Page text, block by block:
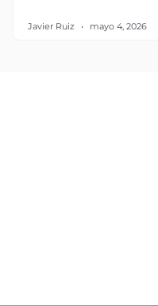
Javier Ruiz mayo 4, 2026